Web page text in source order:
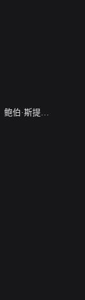
鲍伯·斯提尔